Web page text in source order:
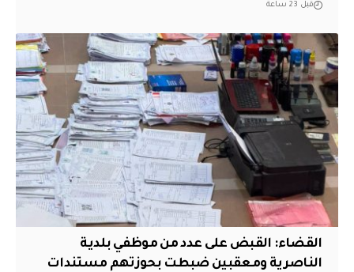
قبل 23 ساعة
القضاء: القبض على عدد من موظفي بلدية
الناصرية ومعقبين ضبطت بحوزتهم مستندات